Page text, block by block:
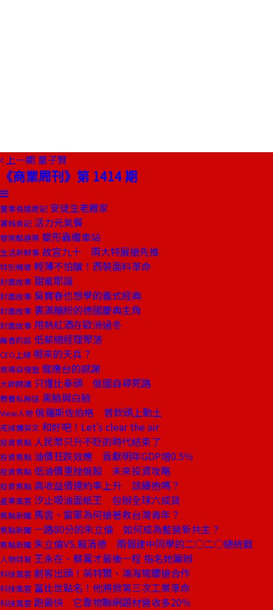
上一期 童子賢
《商業周刊》第 1414 期
董事長嬉遊記 安徒生老搬家
饕姊食記 活力元氣餐
發現酷建築 變形蟲纜車站
生活新鮮事 故宮九十 兩大特展搶先推
特別報導 輕薄不怕皺！西裝面料革命
封面故事 甜蜜耶誕
封面故事 吳寶春也想學的義式經典
封面故事 裹滿糖粉的德國慶典主角
封面故事 用熱紅酒在歐洲過冬
編者的話 低薪總經理聚落
CEO上線 哪來的天兵？
商場自慢塾 龍應台的感謝
大師開講 只懂比拳頭 俄國自尋死路
教養私房話 黑臉與白臉
View人物 俄羅斯佐伯格 普欽頭上動土
戒掉爛英文 和好吧！Let's clear the air
投資焦點 人民幣只升不貶的時代結束了
投資焦點 油價狂跌效應 貢獻明年GDP增0.5％
投資焦點 低油價重挫俄股 未來投資攻略
投資焦點 高收益債違約率上升 該續抱嗎？
產業風雲 汐止吸油面紙王 包辦全球六成貨
焦點新聞 馬雲、雷軍為何搶著救台灣青年？
焦點新聞 一路80分的朱立倫 如何成為藍營新共主？
焦點新聞 朱立倫VS.賴清德 兩個建中同學的二○二○總統戰
人物特寫 王永在、蔡萬才最後一程 指名她籌辦
科技風雲 創客出頭！英特爾、鴻海彎腰搶合作
科技風雲 富比世點名！他將掀第三次工業革命
科技風雲 跑最快 它靠物聯網題材營收多20％